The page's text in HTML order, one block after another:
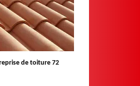
Devis toiture 72